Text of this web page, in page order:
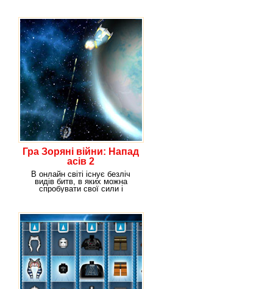
Гра Зоряні війни: Напад
асів 2
В онлайн світі існує безліч
видів битв, в яких можна
спробувати свої сили і